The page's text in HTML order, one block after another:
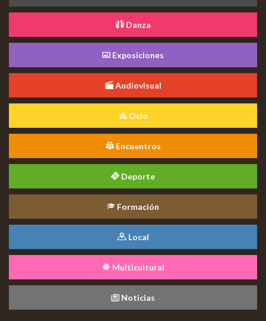
Danza
Exposiciones
Audiovisual
Ocio
Encuentros
Deporte
Formación
Local
Multicultural
Noticias